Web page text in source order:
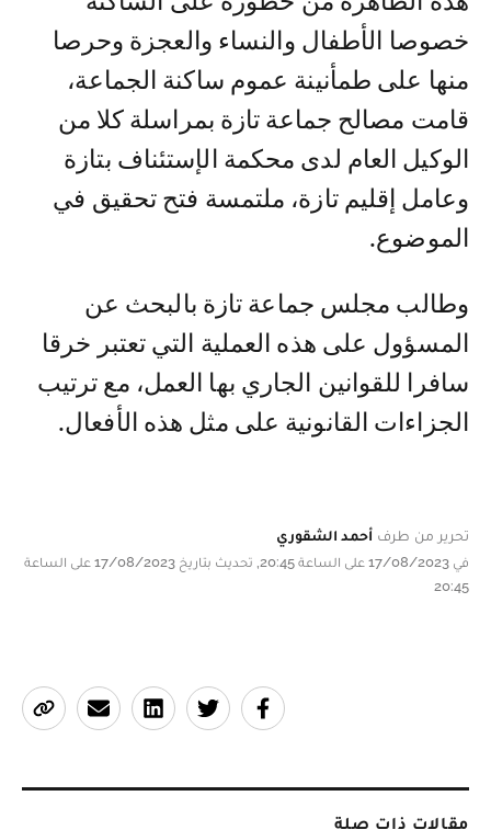
خصوصا الأطفال والنساء والعجزة وحرصا
منها على طمأنينة عموم ساكنة الجماعة،
قامت مصالح جماعة تازة بمراسلة كلا من
الوكيل العام لدى محكمة الإستئناف بتازة
وعامل إقليم تازة، ملتمسة فتح تحقيق في
الموضوع.
وطالب مجلس جماعة تازة بالبحث عن
المسؤول على هذه العملية التي تعتبر خرقا
سافرا للقوانين الجاري بها العمل، مع ترتيب
الجزاءات القانونية على مثل هذه الأفعال.
تحرير من طرف أحمد الشقوري
في 17/08/2023 على الساعة 20:45, تحديث بتاريخ 17/08/2023 على الساعة
20:45
مقالات ذات صلة